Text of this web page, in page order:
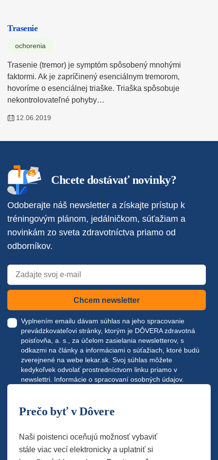
Trasenie
ochorenia
Trasenie (tremor) je symptóm spôsobený mnohými
faktormi. Ak je zapríčinený esenciálnym tremorom,
hovoríme o esenciálnej triaške. Triaška spôsobuje
nekontrolovateľné pohyby…
12.06.2019
Chcete dostávať novinky?
Odoberajte náš newsletter a získajte prístup k
tréningovým plánom, jedálničkom, súťažiam a
novinkám zo sveta zdravotníctva priamo od
odborníkov.
Chcem newsletter
Vyplnením emailu dávam súhlas na jeho spracovanie
prevádzkovateľovi stránky, ktorým je DÔVERA zdravotná
poisťovňa, a. s., za účelom zasielania newsletterov, s
odkazmi na články a informáciami o súťažiach, ktoré budú
zverejnené na webe lekar.sk. Svoj súhlas môžete
kedykoľvek odvolať prostredníctvom linku priamo v
newslettri. Informácie o spracovaní osobných údajov.
Prečo byť v Dôvere
Naši poistenci oceňujú možnosť vybaviť
stále viac vecí elektronicky a uplatniť si